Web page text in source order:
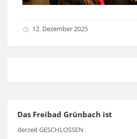
12. Dezember 2025
Das Freibad Grünbach ist
derzeit GESCHLOSSEN